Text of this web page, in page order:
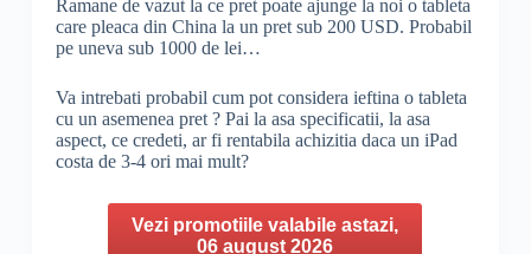
Ramane de vazut la ce pret poate ajunge la noi o tableta
care pleaca din China la un pret sub 200 USD. Probabil
pe uneva sub 1000 de lei…
Va intrebati probabil cum pot considera ieftina o tableta
cu un asemenea pret ? Pai la asa specificatii, la asa
aspect, ce credeti, ar fi rentabila achizitia daca un iPad
costa de 3-4 ori mai mult?
Vezi promotiile valabile astazi,
06 august 2026